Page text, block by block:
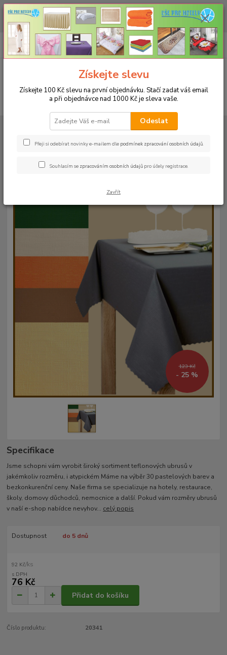
CHCETE NAKOUPIT VĚTŠÍ MNOŽSTVÍ NAŠICH PRODUKTŮ ZA LEPŠÍ
CENU? Klikněte ZDE
CZK
+420 773 794 023
Pondělí-pátek 9-16 hodin
0ks
za0 Kč
UBRUSY
Teflonové ubrusy jednobarevné s vodoodpudivou úpravou
Teflonový ubrus 38x140cm -
tmavě šedý
123 Kč
- 25 %
Specifikace
Jsme schopni vám vyrobit široký sortiment teflonových ubrusů v
jakémkoliv rozměru, i atypickém Máme na výběr 30 pastelových barev a
bezkonkurenční ceny. Naše firma se specializuje na hotely, restaurace,
školy, domovy důchodců, nemocnice a další. Pokud vám rozměry ubrusů
v naší e-shop nabídce nevyhov... celý popis
Dostupnost do 5 dnů
92 Kč/ks
76 Kč
Přidat do košíku
Číslo produktu: 20341
Získejte slevu
Získejte 100 Kč slevu na první objednávku. Stačí zadat váš email
a při objednávce nad 1000 Kč je sleva vaše.
Odeslat
Přeji si odebírat novinky e-mailem dle podmínek zpracování osobních údajů.
Souhlasím se zpracováním osobních údajů pro účely registrace.
Zavřít